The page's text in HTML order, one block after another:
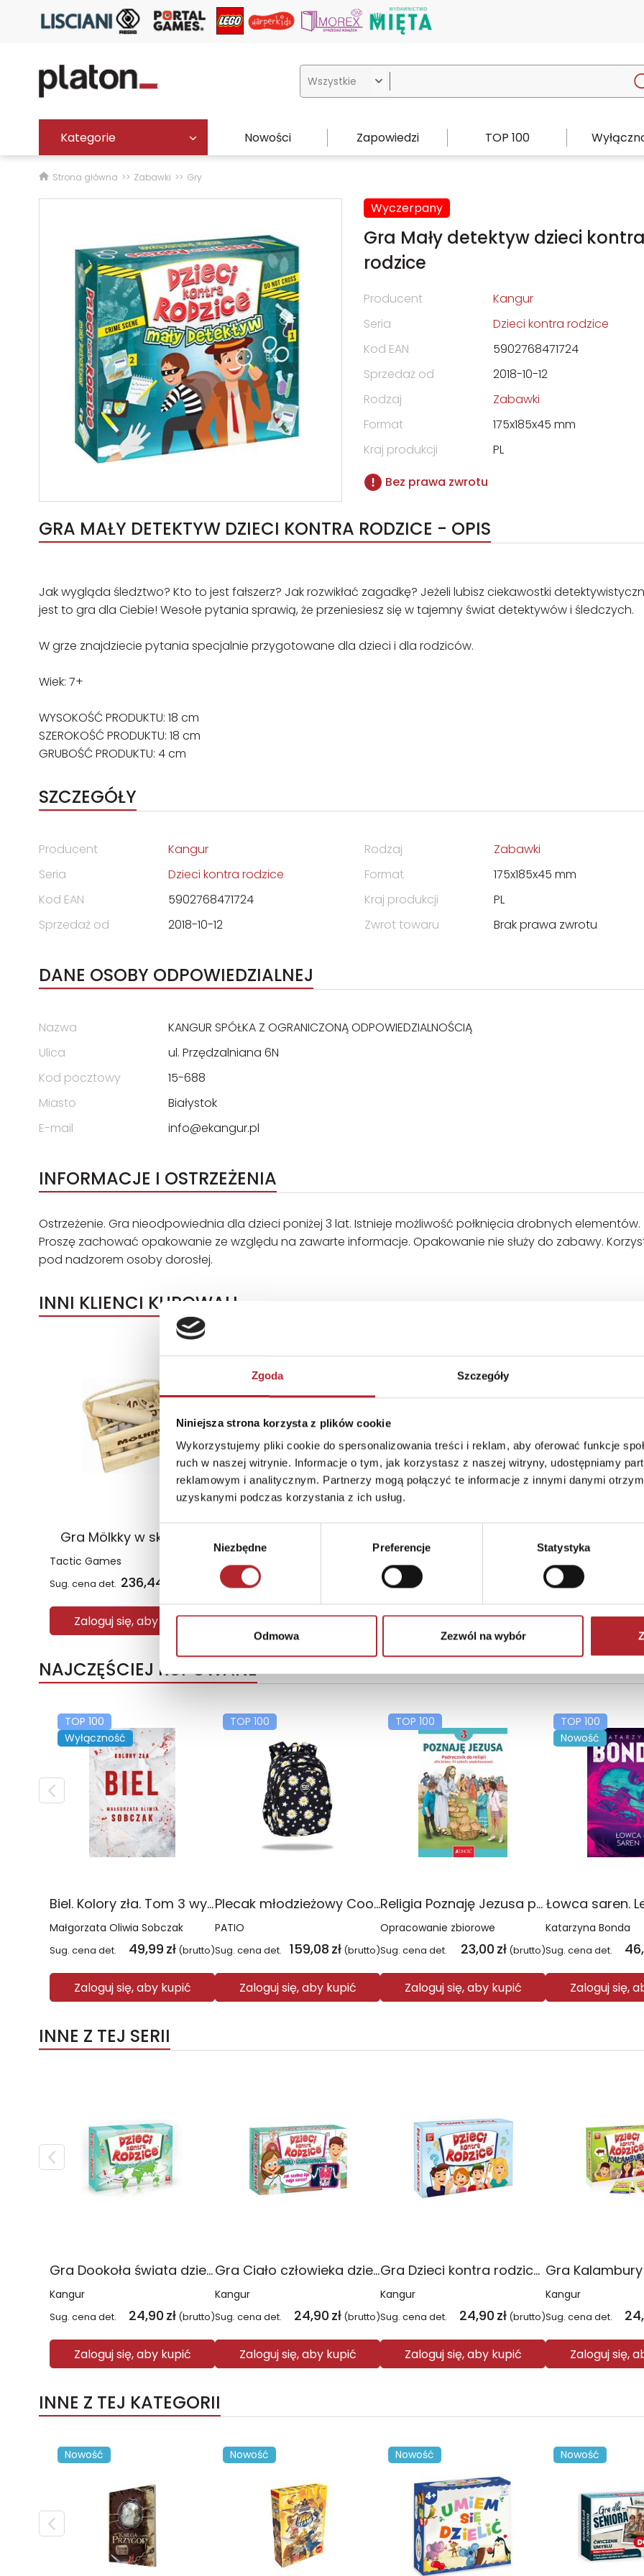
Zgoda Szczegóły
Niniejsza strona korzysta z plików cookie
Wykorzystujemy pliki cookie do spersonalizowania treści i reklam, aby oferować funkcje
ruch w naszej witrynie. Informacje o tym, jak korzystasz z naszej witryny, udostępniamy
reklamowym i analitycznym. Partnerzy mogą połączyć te informacje z innymi danymi
uzyskanymi podczas korzystania z ich usług.
Niezbędne Preferencje Statystyka
Odmowa Zezwól na wybór

Kategorie Nowości Zapowiedzi TOP 100
Strona główna Zabawki Gry
Wyczerpany
Gra Mały detektyw dzieci
rodzice
Producent
Kangur
Seria
Dzieci kontra rodzice
Kod EAN
5902768471724
Sprzedaż od
2018-10-12
Rodzaj
Zabawki
Format
175x185x45 mm
Kraj produkcji
PL
Bez prawa zwrotu
GRA MAŁY DETEKTYW DZIECI KONTRA RODZICE - OPIS
Jak wygląda śledztwo? Kto to jest fałszerz? Jak rozwikłać zagadkę? Jeżeli lubisz ciekawostki
jest to gra dla Ciebie! Wesołe pytania sprawią, że przeniesiesz się w tajemny świat detektywów i śledczych.
W grze znajdziecie pytania specjalnie przygotowane dla dzieci i dla rodziców.
Wiek: 7+
WYSOKOŚĆ PRODUKTU: 18 cm
SZEROKOŚĆ PRODUKTU: 18 cm
GRUBOŚĆ PRODUKTU: 4 cm
SZCZEGÓŁY
Producent
Kangur
Seria
Dzieci kontra rodzice
Kod EAN
5902768471724
Sprzedaż od
2018-10-12
Rodzaj
Zabawki
Format
175x185x45 mm
Kraj produkcji
PL
Zwrot towaru
Brak prawa zwrotu
DANE OSOBY ODPOWIEDZIALNEJ
Nazwa
KANGUR SPÓŁKA Z OGRANICZONĄ ODPOWIEDZIALNOŚCIĄ
Ulica
ul. Przędzalniana 6N
Kod pocztowy
15-688
Miasto
Białystok
E-mail
info@ekangur.pl
INFORMACJE I OSTRZEŻENIA
Ostrzeżenie. Gra nieodpowiednia dla dzieci poniżej 3 lat. Istnieje możliwość połknięcia drobnych elementów.
Proszę zachować opakowanie ze względu na zawarte informacje. Opakowanie nie służy do zabawy.
pod nadzorem osoby dorosłej.
INNI KLIENCI KUPOWALI
Gra Mölkky w skrzynce
Tactic Games
Sug. cena det. 236,44
Zaloguj się, aby kupić
NAJCZĘŚCIEJ KUPOWANE
TOP 100
Wyłączność
Biel. Kolory zła. Tom 3 wyd. 2025
Małgorzata Oliwia Sobczak
Sug. cena det. 49,99 zł (brutto)
Zaloguj się, aby kupić
TOP 100
Plecak młodzieżowy Coolpack Jerry Daisy Black
PATIO
Sug. cena det. 159,08 zł (brutto)
Zaloguj się, aby kupić
TOP 100
Religia Poznaję Jezusa podręcznik dla klasy 3 szkoły podstawowej
Opracowanie zbiorowe
Sug. cena det. 23,00 zł (brutto)
Zaloguj się, aby kupić
TOP 100
Nowość
Łowca saren.
Katarzyna Bonda
Sug. cena det.
Zaloguj się,
INNE Z TEJ SERII
Gra Dookoła świata dzieci kontra rodzice
Kangur
Sug. cena det. 24,90 zł (brutto)
Zaloguj się, aby kupić
Gra Ciało człowieka dzieci kontra rodzice
Kangur
Sug. cena det. 24,90 zł (brutto)
Zaloguj się, aby kupić
Gra Dzieci kontra rodzice (nowe wydanie)
Kangur
Sug. cena det. 24,90 zł (brutto)
Zaloguj się, aby kupić
Kangur
Sug. cena det.
Zaloguj się,
INNE Z TEJ KATEGORII
Nowość Nowość Nowość Nowość